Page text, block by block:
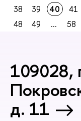
38
39 40 41
48
49 ... 58
109028,
д. 11